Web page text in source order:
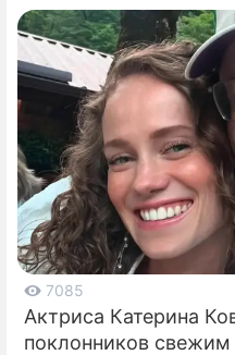
7085
Актриса Катерина
поклонников